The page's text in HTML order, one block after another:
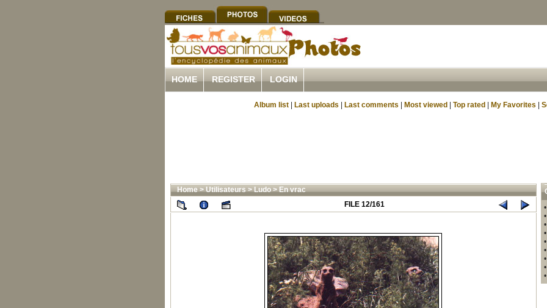
HOME REGISTER LOGIN
Album list Last uploads Last comments Most viewed Top rated My Favorites
Home>Utilisateurs>Ludo>En vrac
FILE 12/161
•
•
•
•